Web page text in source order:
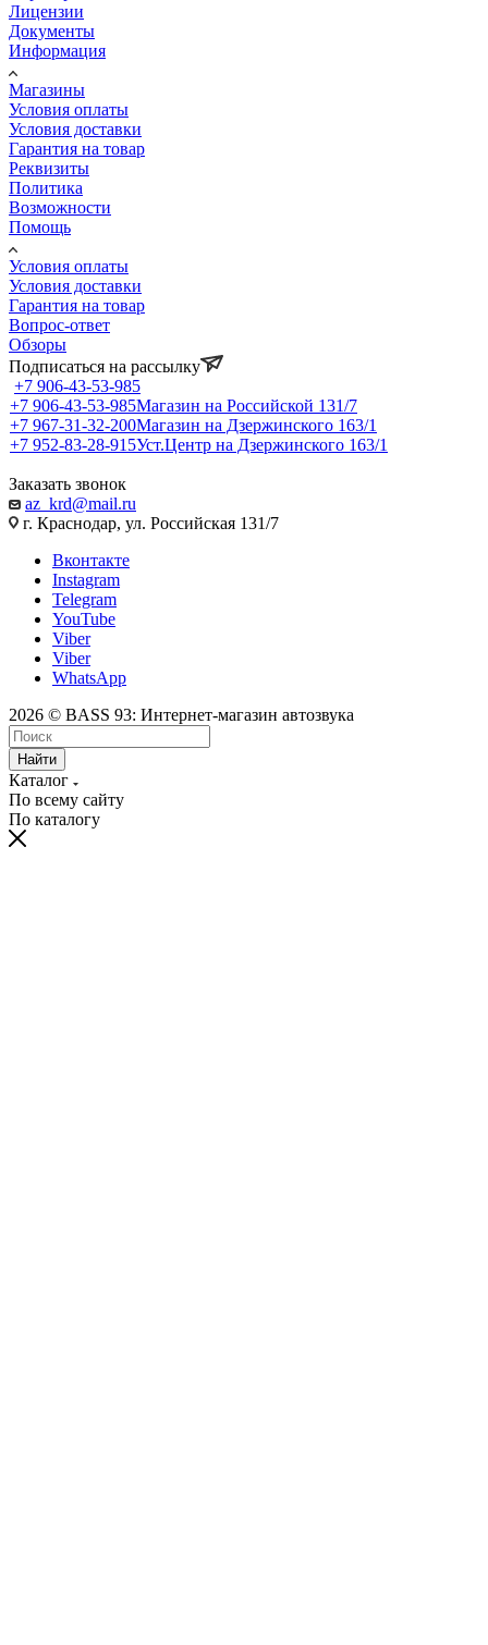
Лицензии
Документы
Информация
Магазины
Условия оплаты
Условия доставки
Гарантия на товар
Реквизиты
Политика
Возможности
Помощь
Условия оплаты
Условия доставки
Гарантия на товар
Вопрос-ответ
Обзоры
Подписаться на рассылку
+7 906-43-53-985
+7 906-43-53-985Магазин на Российской 131/7
+7 967-31-32-200Магазин на Дзержинского 163/1
+7 952-83-28-915Уст.Центр на Дзержинского 163/1
Заказать звонок
az_krd@mail.ru
г. Краснодар, ул. Российская 131/7
Вконтакте
Instagram
Telegram
YouTube
Viber
Viber
WhatsApp
2026 © BASS 93: Интернет-магазин автозвука
Найти
Каталог
По всему сайту
По каталогу